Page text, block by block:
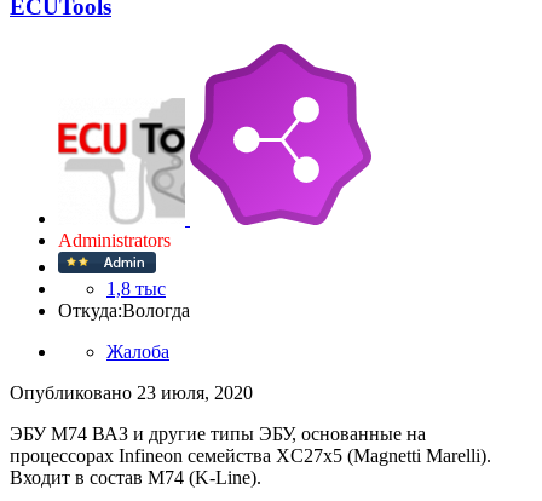
ECUTools
Administrators
1,8 тыс
Откуда:Вологда
Жалоба
Опубликовано 23 июля, 2020
ЭБУ M74 ВАЗ и другие типы ЭБУ, основанные на
процессорах Infineon семейства XC27x5 (Magnetti Marelli).
Входит в состав M74 (K-Line).